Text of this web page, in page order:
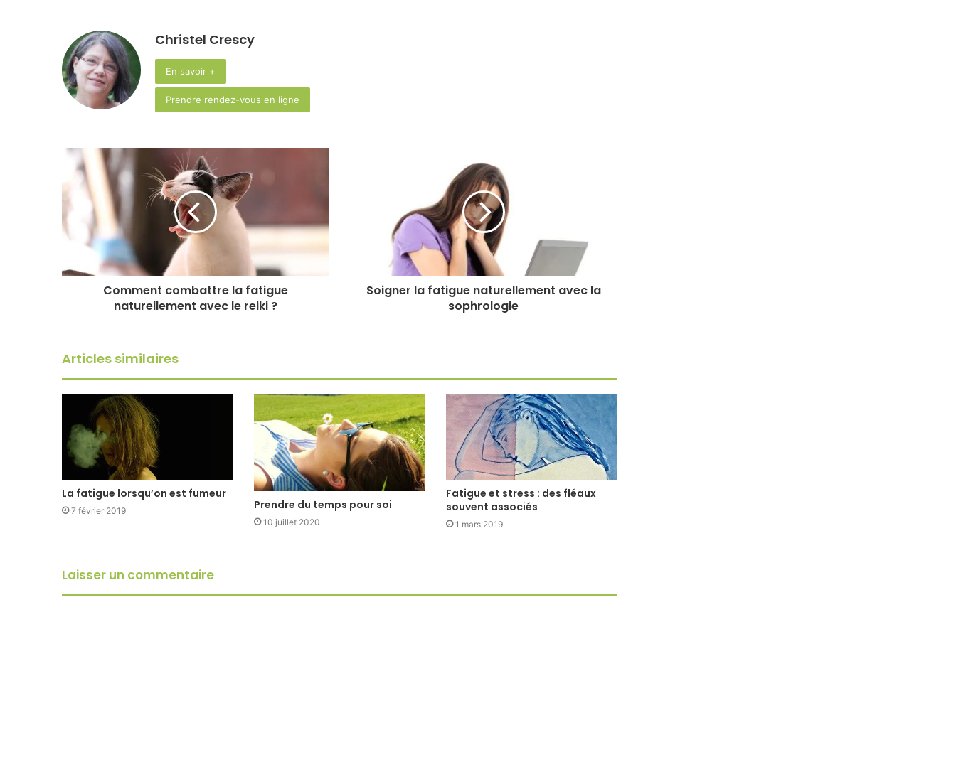
Christel Crescy
En savoir +
Prendre rendez-vous en ligne
Comment combattre la fatigue
naturellement avec le reiki ?
Soigner la fatigue naturellement avec la
sophrologie
Articles similaires
La fatigue lorsqu’on est fumeur
7 février 2019 Prendre du temps pour soi
10 juillet 2020
Fatigue et stress : des fléaux
souvent associés
1 mars 2019
Laisser un commentaire